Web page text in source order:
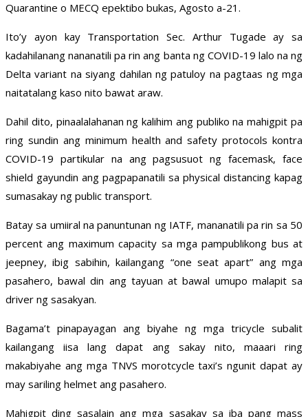
Quarantine o MECQ epektibo bukas, Agosto a-21.
Ito’y ayon kay Transportation Sec. Arthur Tugade ay sa
kadahilanang nananatili pa rin ang banta ng COVID-19 lalo na ng
Delta variant na siyang dahilan ng patuloy na pagtaas ng mga
naitatalang kaso nito bawat araw.
Dahil dito, pinaalalahanan ng kalihim ang publiko na mahigpit pa
ring sundin ang minimum health and safety protocols kontra
COVID-19 partikular na ang pagsusuot ng facemask, face
shield gayundin ang pagpapanatili sa physical distancing kapag
sumasakay ng public transport.
Batay sa umiiral na panuntunan ng IATF, mananatili pa rin sa 50
percent ang maximum capacity sa mga pampublikong bus at
jeepney, ibig sabihin, kailangang “one seat apart” ang mga
pasahero, bawal din ang tayuan at bawal umupo malapit sa
driver ng sasakyan.
Bagama’t pinapayagan ang biyahe ng mga tricycle subalit
kailangang iisa lang dapat ang sakay nito, maaari ring
makabiyahe ang mga TNVS morotcycle taxi’s ngunit dapat ay
may sariling helmet ang pasahero.
Mahigpit ding sasalain ang mga sasakay sa iba pang mass